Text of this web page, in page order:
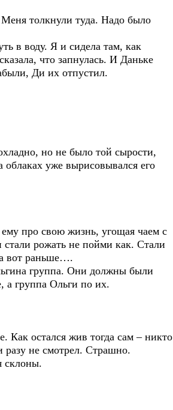
толкнули туда. Надо было
в воду. Я и сидела там, как
что запнулась. И Даньке
Ди их отпустил.
но не было той сырости,
уже вырисовывался его
про свою жизнь, угощая чаем с
рожать не пойми как. Стали
вот раньше….
группа. Они должны были
а группа Ольги по их.
Как остался жив тогда сам – никто
разу не смотрел. Страшно.
склоны.